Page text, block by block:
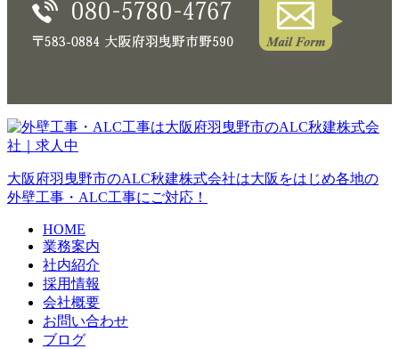
大阪府羽曳野市のALC秋建株式会社は大阪をはじめ各地の
外壁工事・ALC工事にご対応！
HOME
業務案内
社内紹介
採用情報
会社概要
お問い合わせ
ブログ